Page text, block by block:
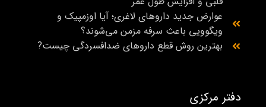
عوارض جدید داروهای لاغری؛ آیا اوزمپیک و
ویگوویی باعث سرفه مزمن می‌شوند؟
بهترین روش قطع داروهای ضدافسردگی چیست?
دفتر مرکزی